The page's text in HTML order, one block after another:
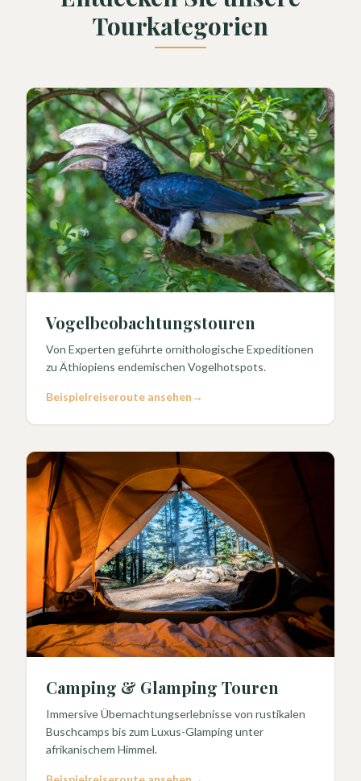
Tourkategorien
Vogelbeobachtungstouren
Von Experten geführte ornithologische Expeditionen
zu Äthiopiens endemischen Vogelhotspots.
Beispielreiseroute ansehen →
Camping & Glamping Touren
Immersive Übernachtungserlebnisse von rustikalen
Buschcamps bis zum Luxus-Glamping unter
afrikanischem Himmel.